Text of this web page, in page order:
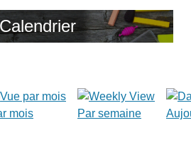
Calendrier
mois Par semaine